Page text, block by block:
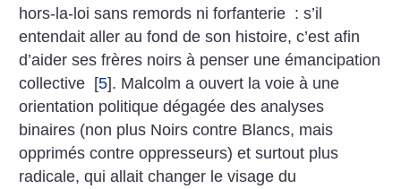
hors-la-loi sans remords ni forfanterie : s’il
entendait aller au fond de son histoire, c’est afin
d’aider ses frères noirs à penser une émancipation
collective [5]. Malcolm a ouvert la voie à une
orientation politique dégagée des analyses
binaires (non plus Noirs contre Blancs, mais
opprimés contre oppresseurs) et surtout plus
radicale, qui allait changer le visage du